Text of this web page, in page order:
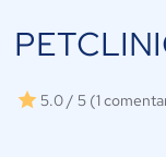
5.0 / 5 (1